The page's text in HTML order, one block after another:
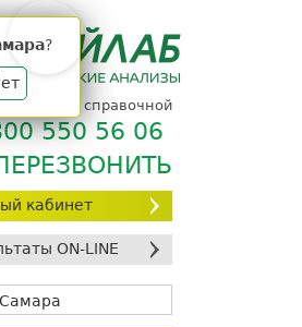
кабинет
ON-LINE
Самара
?
единой справочной
550 56 06